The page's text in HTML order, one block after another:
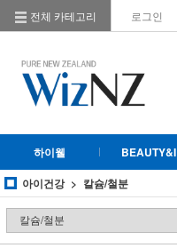
전체 카테고리 로그인
하이웰 BEAUTY&I
아이건강
칼슘/철분